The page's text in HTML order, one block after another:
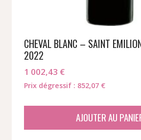
CHEVAL BLANC – SAINT
2022
1 002,43 €
Prix dégressif : 852,07 €
AJOUTER AU